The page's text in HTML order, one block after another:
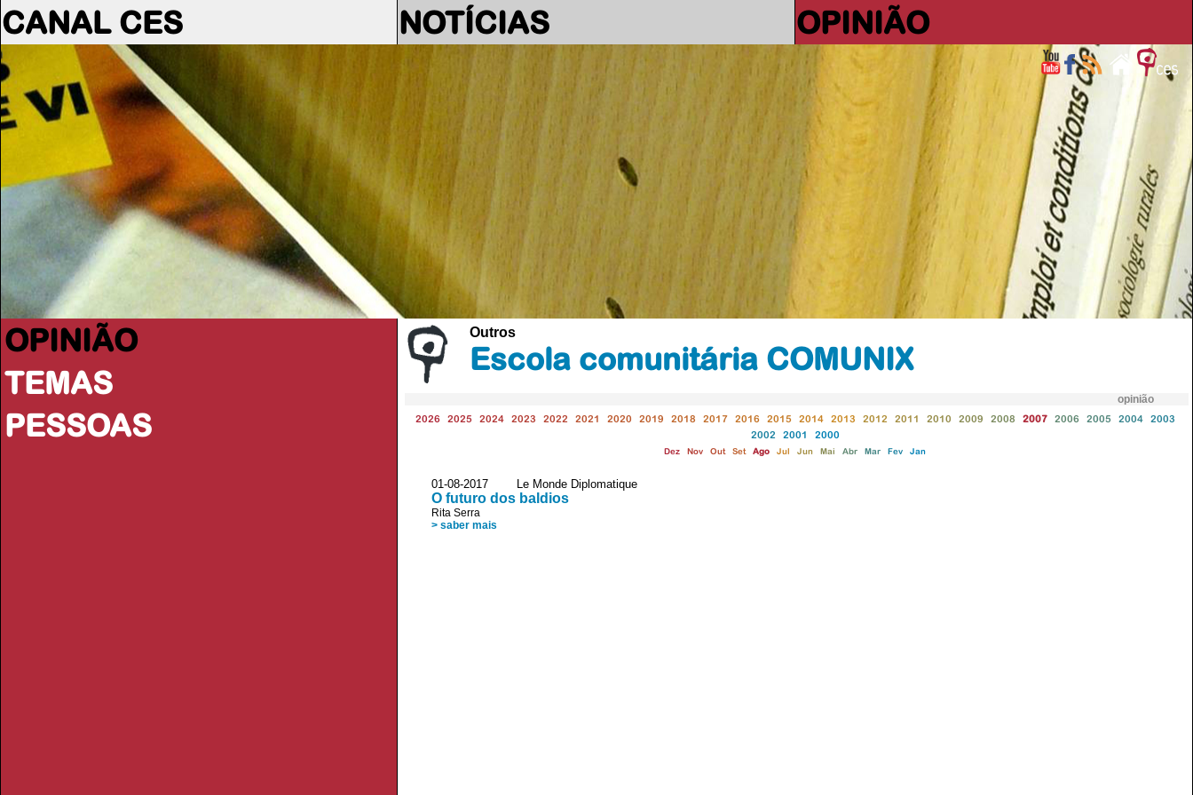
CANAL CES NOTÍCIAS OPINIÃO
OPINIÃO
TEMAS
PESSOAS
Outros
Escola comunitária COMUNIX
opinião
2026 2025 2024 2023 2022 2021 2020 2019 2018 2017 2016 2015 2014 2013 2012 2011 2010 2009 2008 2007 2006 2005 2004
2003
2002
2001 2000
Dez Nov Out Set Ago Jul Jun Mai Abr Mar Fev Jan
01-08-2017 Le Monde Diplomatique
O futuro dos baldios
Rita Serra
> saber mais